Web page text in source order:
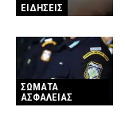
ΕΙΔΗΣΕΙΣ
ΣΩΜΑΤΑ
ΑΣΦΑΛΕΙΑΣ